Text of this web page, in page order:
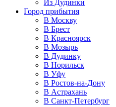
Из Дудинки
Город прибытия
В Москву
В Брест
В Красноярск
В Мозырь
В Дудинку
В Норильск
В Уфу
В Ростов-на-Дону
В Астрахань
В Санкт-Петербург